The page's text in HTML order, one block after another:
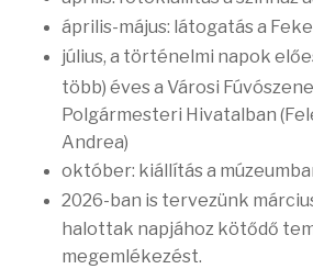
április-május: látogatás a
július, a történelmi napok
több) éves a Városi
Polgármesteri Hivatalban
Andrea)
október: kiállítás a
2026-ban is tervezünk
halottak napjához kötődő
megemlékezést.